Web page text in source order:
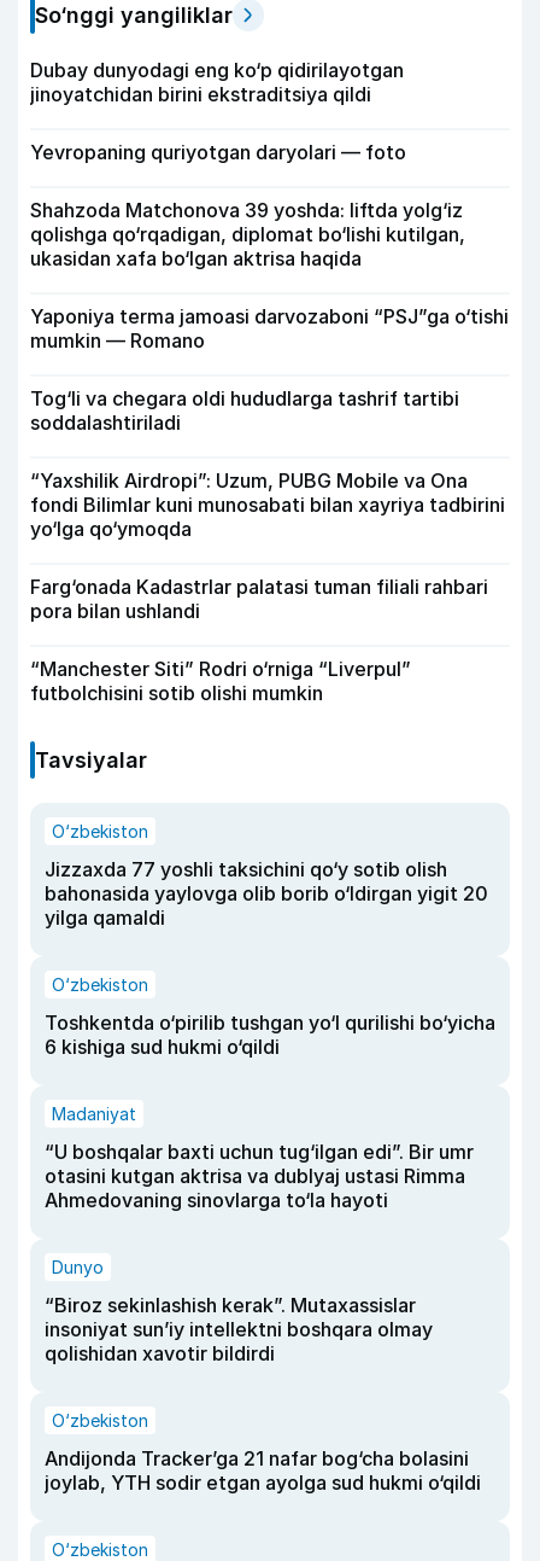
So‘nggi yangiliklar
Dubay dunyodagi eng ko‘p qidirilayotgan
jinoyatchidan birini ekstraditsiya qildi
Yevropaning quriyotgan daryolari — foto
Shahzoda Matchonova 39 yoshda: liftda yolg‘iz
qolishga qo‘rqadigan, diplomat bo‘lishi kutilgan,
ukasidan xafa bo‘lgan aktrisa haqida
Yaponiya terma jamoasi darvozaboni “PSJ”ga o‘tishi
mumkin — Romano
Tog‘li va chegara oldi hududlarga tashrif tartibi
soddalashtiriladi
“Yaxshilik Airdropi”: Uzum, PUBG Mobile va Ona
fondi Bilimlar kuni munosabati bilan xayriya tadbirini
yo‘lga qo‘ymoqda
Farg‘onada Kadastrlar palatasi tuman filiali rahbari
pora bilan ushlandi
“Manchester Siti” Rodri o‘rniga “Liverpul”
futbolchisini sotib olishi mumkin
Tavsiyalar
O‘zbekiston
Jizzaxda 77 yoshli taksichini qo‘y sotib olish
bahonasida yaylovga olib borib o‘ldirgan yigit 20
yilga qamaldi
O‘zbekiston
Toshkentda o‘pirilib tushgan yo‘l qurilishi bo‘yicha
6 kishiga sud hukmi o‘qildi
Madaniyat
“U boshqalar baxti uchun tug‘ilgan edi”. Bir umr
otasini kutgan aktrisa va dublyaj ustasi Rimma
Ahmedovaning sinovlarga to‘la hayoti
Dunyo
“Biroz sekinlashish kerak”. Mutaxassislar
insoniyat sun’iy intellektni boshqara olmay
qolishidan xavotir bildirdi
O‘zbekiston
Andijonda Tracker’ga 21 nafar bog‘cha bolasini
joylab, YTH sodir etgan ayolga sud hukmi o‘qildi
O‘zbekiston